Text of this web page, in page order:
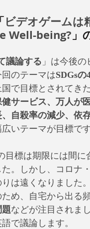
ビデオゲームは
Well-being?」
議論する 」は今後
のテーマはSDGs
で目標とされてきた
健サービス、万人が
自殺率の減少、依
いテーマが目標です
目標は期限には間
。しかし、コロナ
は遠くなりました
め、自宅から出る
などが注目されま
で議論します。